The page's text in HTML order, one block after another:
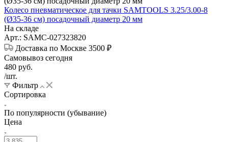
Колесо пневматическое для тачки SAMTOOLS 3.25/3.00-8
(Ø35-36 см) посадочный диаметр 20 мм
На складе
Арт.: SAMC-027323820
Доставка по Москве 3500 ₽
Самовывоз сегодня
480 руб.
/шт.
Фильтр
Сортировка
По популярности (убывание)
Цена